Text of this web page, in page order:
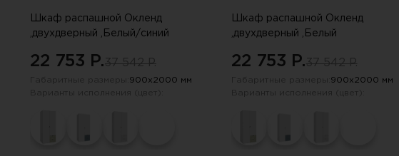
Шкаф распашной Окленд
,двухдверный ,Белый/синий
22 753 P.
900х2000 мм
Шкаф распашной Окленд
,двухдверный ,Белый
22 753 P.
900х2000 мм